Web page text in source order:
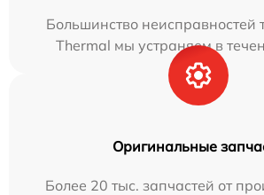
Большинство неисправностей
Thermal мы устраняем в
Оригинальные
Более 20 тыс. запчастей от